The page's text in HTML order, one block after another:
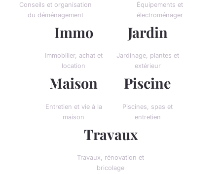
Conseils et organisation
du déménagement
Équipements et
électroménager
Immo
Immobilier, achat et
location
Jardin
Jardinage, plantes et
extérieur
Maison
Entretien et vie à la
maison
Piscine
Piscines, spas et
entretien
Travaux
Travaux, rénovation et
bricolage